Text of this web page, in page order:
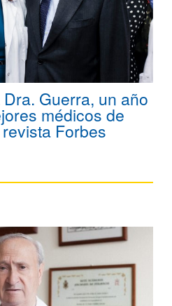
Guerra, un año
médicos de
Forbes